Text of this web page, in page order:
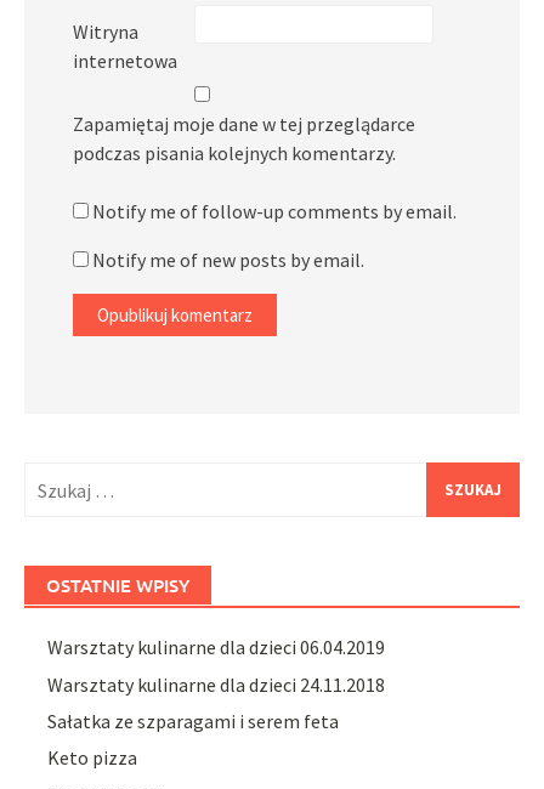
Witryna
internetowa
Zapamiętaj moje dane w tej przeglądarce
podczas pisania kolejnych komentarzy.
Notify me of follow-up comments by email.
Notify me of new posts by email.
OSTATNIE WPISY
Warsztaty kulinarne dla dzieci 06.04.2019
Warsztaty kulinarne dla dzieci 24.11.2018
Sałatka ze szparagami i serem feta
Keto pizza